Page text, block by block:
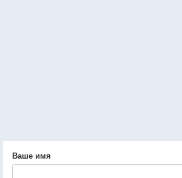
Ваше имя